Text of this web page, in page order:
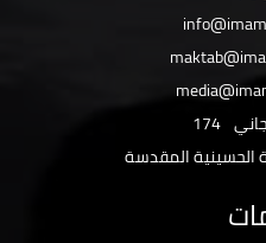
174
الحسينية المقدسة